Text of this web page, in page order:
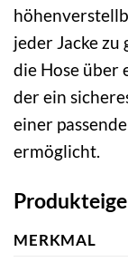
jeder Jacke
die Hose über
der ein
einer
ermöglicht.
MERKMAL